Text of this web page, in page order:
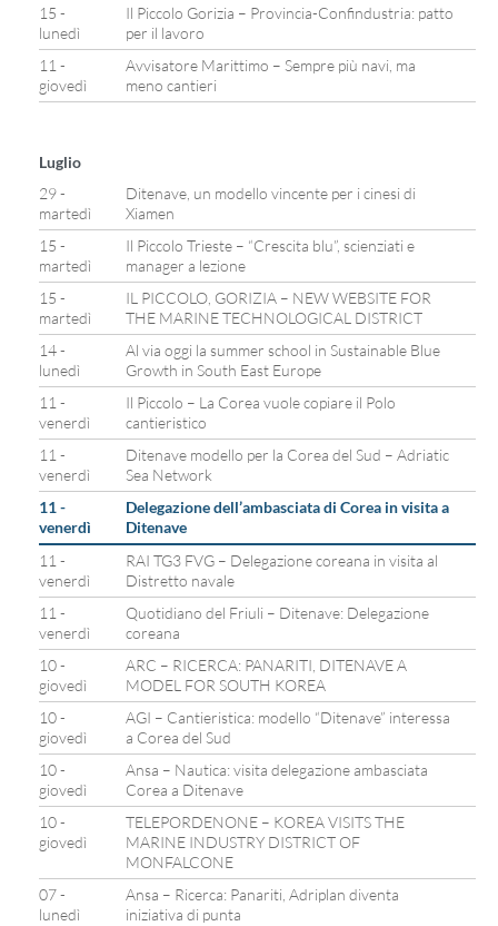
15 -
lunedì
Il Piccolo Gorizia – Provincia-Confindustria: patto
per il lavoro
11 -
giovedì
Avvisatore Marittimo – Sempre più navi, ma
meno cantieri
Luglio
29 -
martedì
Ditenave, un modello vincente per i cinesi di
Xiamen
15 -
martedì
Il Piccolo Trieste – “Crescita blu”, scienziati e
manager a lezione
15 -
martedì
IL PICCOLO, GORIZIA – NEW WEBSITE FOR
THE MARINE TECHNOLOGICAL DISTRICT
14 -
lunedì
Al via oggi la summer school in Sustainable Blue
Growth in South East Europe
11 -
venerdì
Il Piccolo – La Corea vuole copiare il Polo
cantieristico
11 -
venerdì
Ditenave modello per la Corea del Sud – Adriatic
Sea Network
11 -
venerdì
Delegazione dell’ambasciata di Corea in visita a
Ditenave
11 -
venerdì
RAI TG3 FVG – Delegazione coreana in visita al
Distretto navale
11 -
venerdì
Quotidiano del Friuli – Ditenave: Delegazione
coreana
10 -
giovedì
ARC – RICERCA: PANARITI, DITENAVE A
MODEL FOR SOUTH KOREA
10 -
giovedì
AGI – Cantieristica: modello “Ditenave” interessa
a Corea del Sud
10 -
giovedì
Ansa – Nautica: visita delegazione ambasciata
Corea a Ditenave
10 -
giovedì
TELEPORDENONE – KOREA VISITS THE
MARINE INDUSTRY DISTRICT OF
MONFALCONE
07 -
lunedì
Ansa – Ricerca: Panariti, Adriplan diventa
iniziativa di punta